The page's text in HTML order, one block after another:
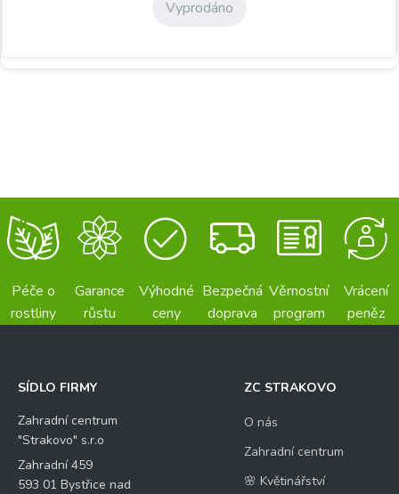
Vyprodáno
Péče o
rostliny
Garance
růstu
Výhodné
ceny
Bezpečná
doprava
Věrnostní
program
Vrácení
peněz
SÍDLO FIRMY
Zahradní centrum
"Strakovo" s.r.o
Zahradní 459
593 01 Bystřice nad
ZC STRAKOVO
O nás
Zahradní centrum
🌸 Květinářství